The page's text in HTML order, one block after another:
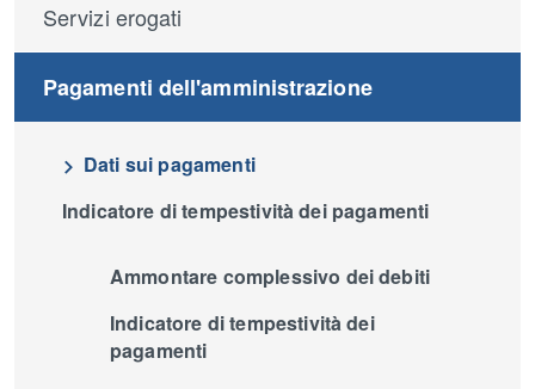
Servizi erogati
Pagamenti dell'amministrazione
Dati sui pagamenti
Indicatore di tempestività dei pagamenti
Ammontare complessivo dei debiti
Indicatore di tempestività dei
pagamenti